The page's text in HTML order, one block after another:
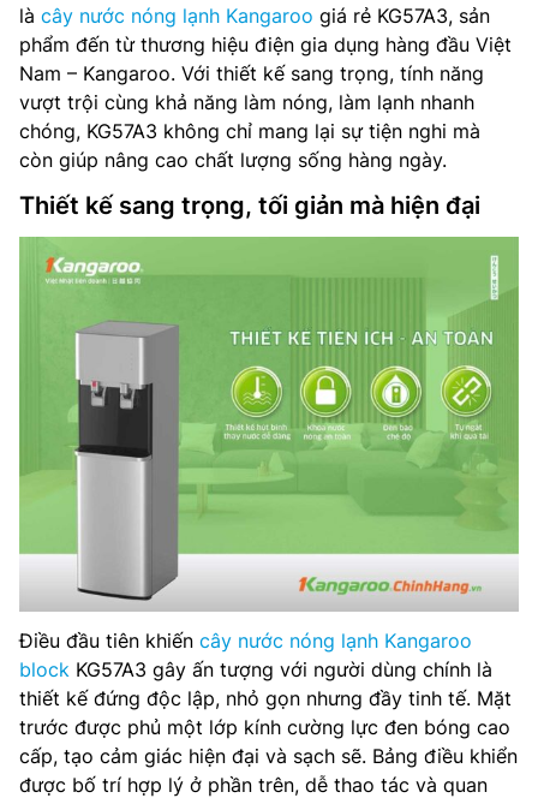
là cây nước nóng lạnh Kangaroo giá rẻ KG57A3, sản
phẩm đến từ thương hiệu điện gia dụng hàng đầu Việt
Nam – Kangaroo. Với thiết kế sang trọng, tính năng
vượt trội cùng khả năng làm nóng, làm lạnh nhanh
chóng, KG57A3 không chỉ mang lại sự tiện nghi mà
còn giúp nâng cao chất lượng sống hàng ngày.
Thiết kế sang trọng, tối giản mà hiện đại
Điều đầu tiên khiến cây nước nóng lạnh Kangaroo
block KG57A3 gây ấn tượng với người dùng chính là
thiết kế đứng độc lập, nhỏ gọn nhưng đầy tinh tế. Mặt
trước được phủ một lớp kính cường lực đen bóng cao
cấp, tạo cảm giác hiện đại và sạch sẽ. Bảng điều khiển
được bố trí hợp lý ở phần trên, dễ thao tác và quan